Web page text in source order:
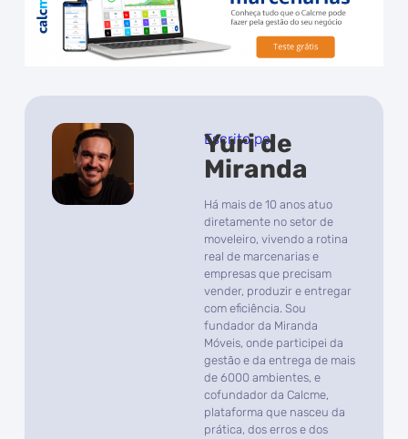
Escrito por
Yuri de
Miranda
Há mais de 10 anos atuo
diretamente no setor de
moveleiro, vivendo a rotina
real de marcenarias e
empresas que precisam
vender, produzir e entregar
com eficiência. Sou
fundador da Miranda
Móveis, onde participei da
gestão e da entrega de mais
de 6000 ambientes, e
cofundador da Calcme,
plataforma que nasceu da
prática, dos erros e dos